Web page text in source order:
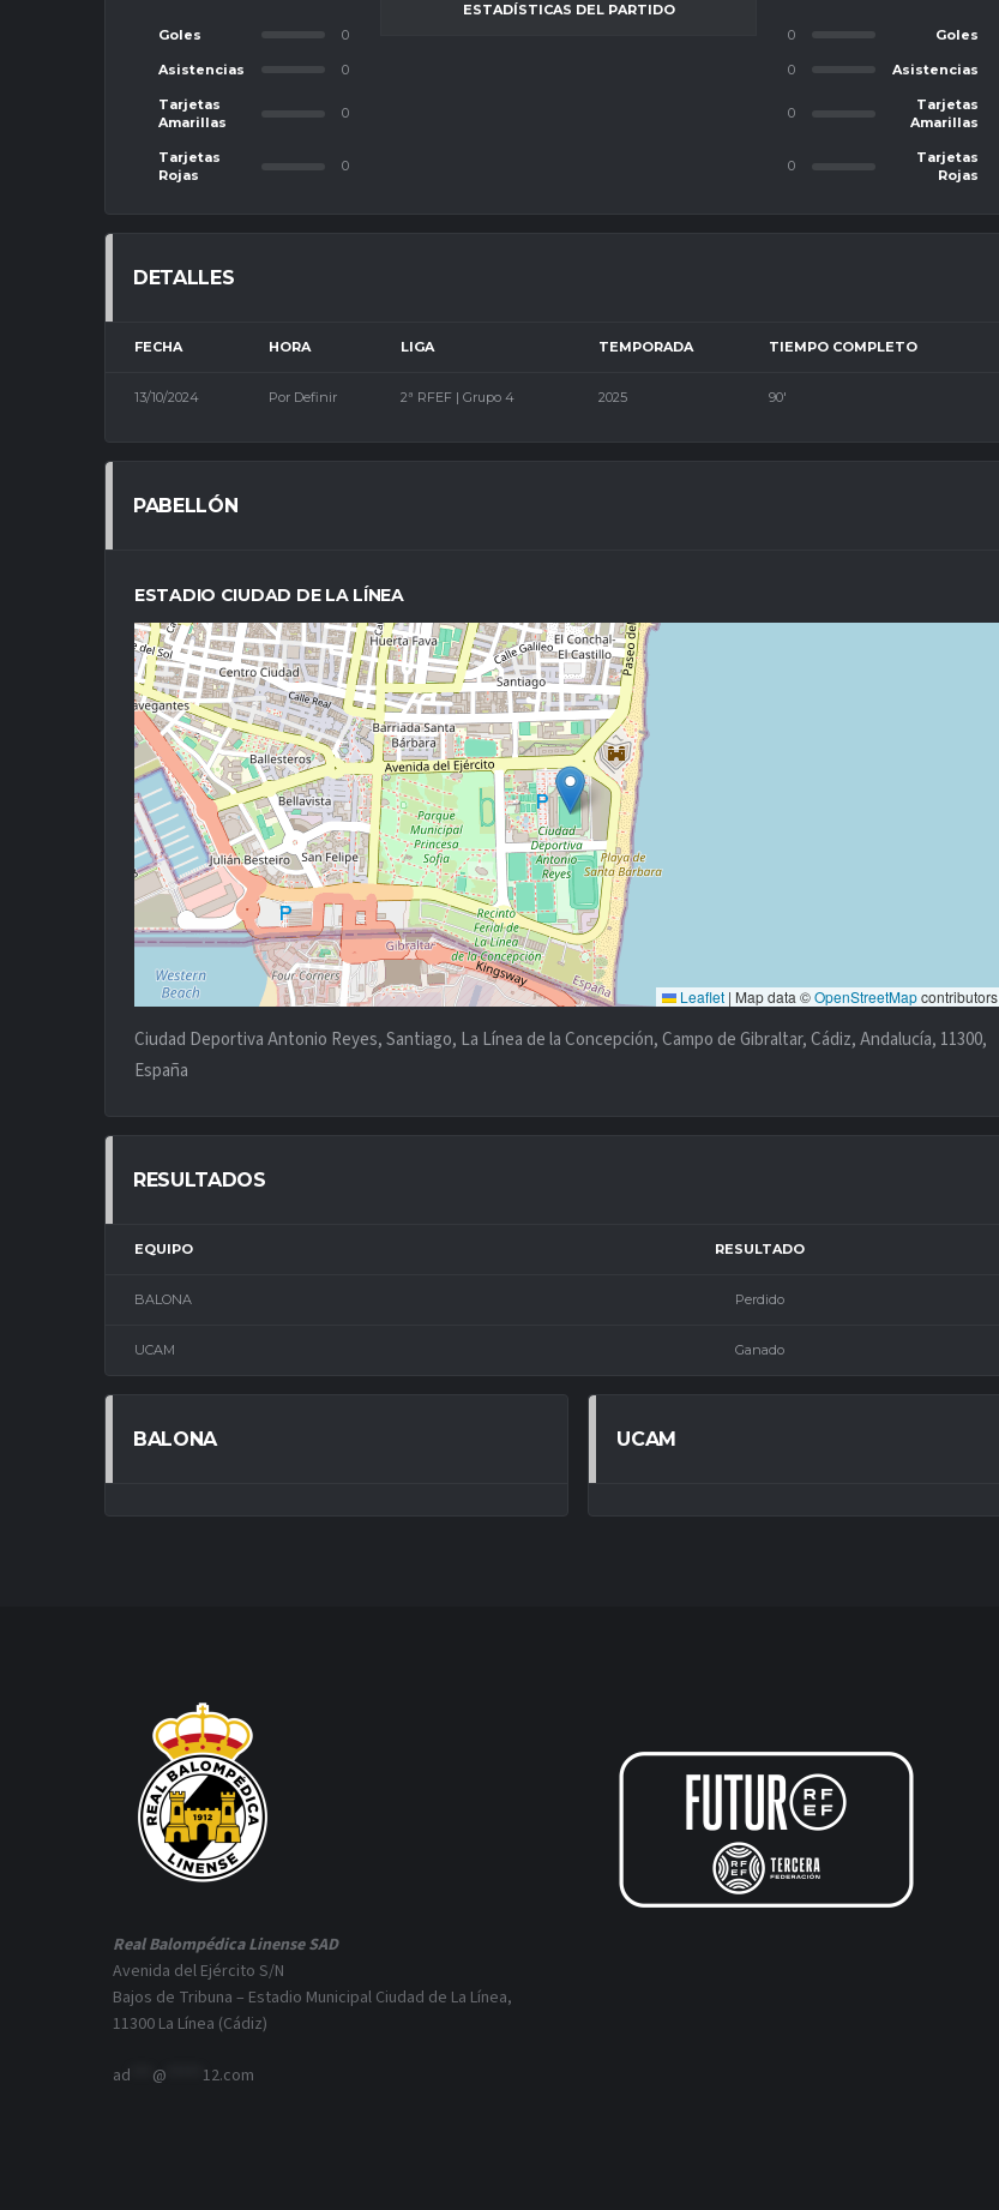
ESTADÍSTICAS DEL PARTIDO
Goles
0
Asistencias 0
Tarjetas
Amarillas
0
Tarjetas
Rojas
0
0 Goles
0 Asistencias
0
Tarjetas
Amarillas
0
Tarjetas
Rojas
DETALLES
FECHA HORA LIGA TEMPORADA TIEMPO COMPLETO
13/10/2024 Por Definir 2ª RFEF | Grupo 4 2025 90'
PABELLÓN
ESTADIO CIUDAD DE LA LÍNEA
Leaflet | Map data ©OpenStreetMapcontributors
Ciudad Deportiva Antonio Reyes, Santiago, La Línea de la Concepción, Campo de Gibraltar, Cádiz, Andalucía, 11300,
España
RESULTADOS
EQUIPO RESULTADO
BALONA Perdido
UCAM Ganado
BALONA UCAM
Real Balompédica Linense SAD
Avenida del Ejército S/N
Bajos de Tribuna – Estadio Municipal Ciudad de La Línea,
11300 La Línea (Cádiz)
ad @ 12.com